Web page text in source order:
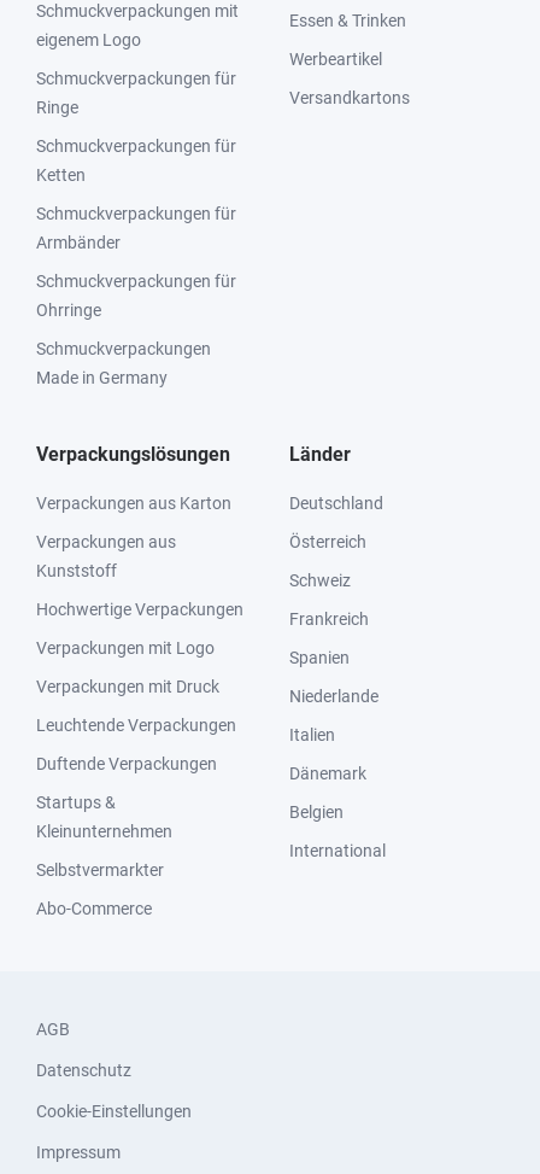
Schmuckverpackungen mit
eigenem Logo
Schmuckverpackungen für
Ringe
Schmuckverpackungen für
Ketten
Schmuckverpackungen für
Armbänder
Schmuckverpackungen für
Ohrringe
Schmuckverpackungen
Made in Germany
Essen & Trinken
Werbeartikel
Versandkartons
Verpackungslösungen
Verpackungen aus Karton
Verpackungen aus
Kunststoff
Hochwertige Verpackungen
Verpackungen mit Logo
Verpackungen mit Druck
Leuchtende Verpackungen
Duftende Verpackungen
Startups &
Kleinunternehmen
Selbstvermarkter
Abo-Commerce
Länder
Deutschland
Österreich
Schweiz
Frankreich
Spanien
Niederlande
Italien
Dänemark
Belgien
International
AGB
Datenschutz
Cookie-Einstellungen
Impressum